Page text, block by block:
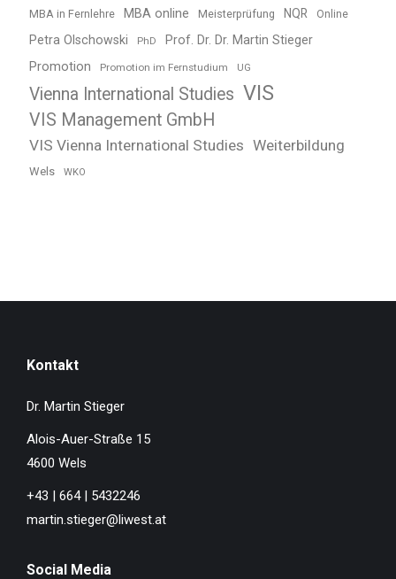
MBA in Fernlehre MBA online Meisterprüfung NQR Online
Petra Olschowski PhD Prof. Dr. Dr. Martin Stieger
Promotion Promotion im Fernstudium UG
Vienna International Studies VIS
VIS Management GmbH
VIS Vienna International Studies Weiterbildung
Wels WKO
Kontakt
Dr. Martin Stieger
Alois-Auer-Straße 15
4600 Wels
+43 | 664 | 5432246
martin.stieger@liwest.at
Social Media